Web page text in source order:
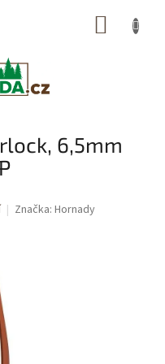
6,5mm
Značka: Hornady